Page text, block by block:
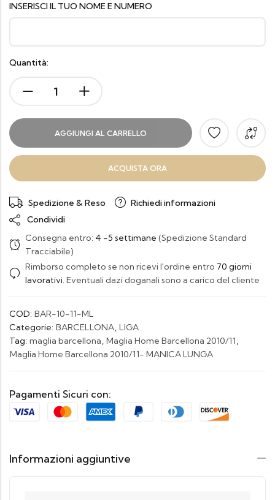
INSERISCI IL TUO NOME E NUMERO
Quantità:
AGGIUNGI AL CARRELLO
ACQUISTA ORA
Spedizione & Reso
Richiedi informazioni
Condividi
Consegna entro: 4 -5 settimane (Spedizione Standard
Tracciabile)
Rimborso completo se non ricevi l'ordine entro 70 giorni
lavorativi. Eventuali dazi doganali sono a carico del cliente
COD: BAR-10-11-ML
Categorie: BARCELLONA, LIGA
Tag: maglia barcellona, Maglia Home Barcellona 2010/11,
Maglia Home Barcellona 2010/11- MANICA LUNGA
Pagamenti Sicuri con:
Informazioni aggiuntive